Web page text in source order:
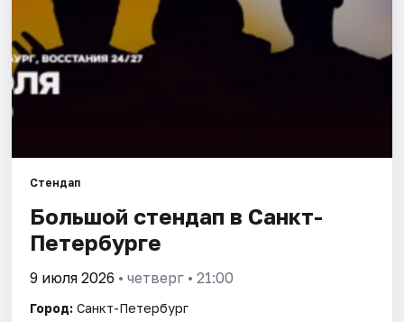
Города
Площадки
Стендап
Большой стендап в Санкт-
Петербурге
9 июля 2026 • четверг • 21:00
Город: Санкт-Петербург